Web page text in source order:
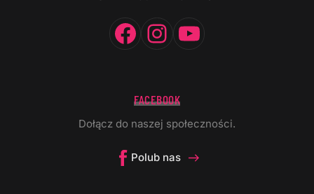
Facebook
Instagram
FACEBOOK
Dołącz do naszej społeczności.
Polub nas